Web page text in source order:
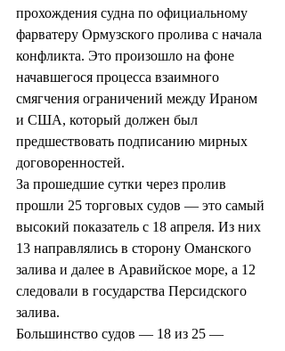
прохождения судна по официальному
фарватеру Ормузского пролива с начала
конфликта. Это произошло на фоне
начавшегося процесса взаимного
смягчения ограничений между Ираном
и США, который должен был
предшествовать подписанию мирных
договоренностей.
За прошедшие сутки через пролив
прошли 25 торговых судов — это самый
высокий показатель с 18 апреля. Из них
13 направлялись в сторону Оманского
залива и далее в Аравийское море, а 12
следовали в государства Персидского
залива.
Большинство судов — 18 из 25 —